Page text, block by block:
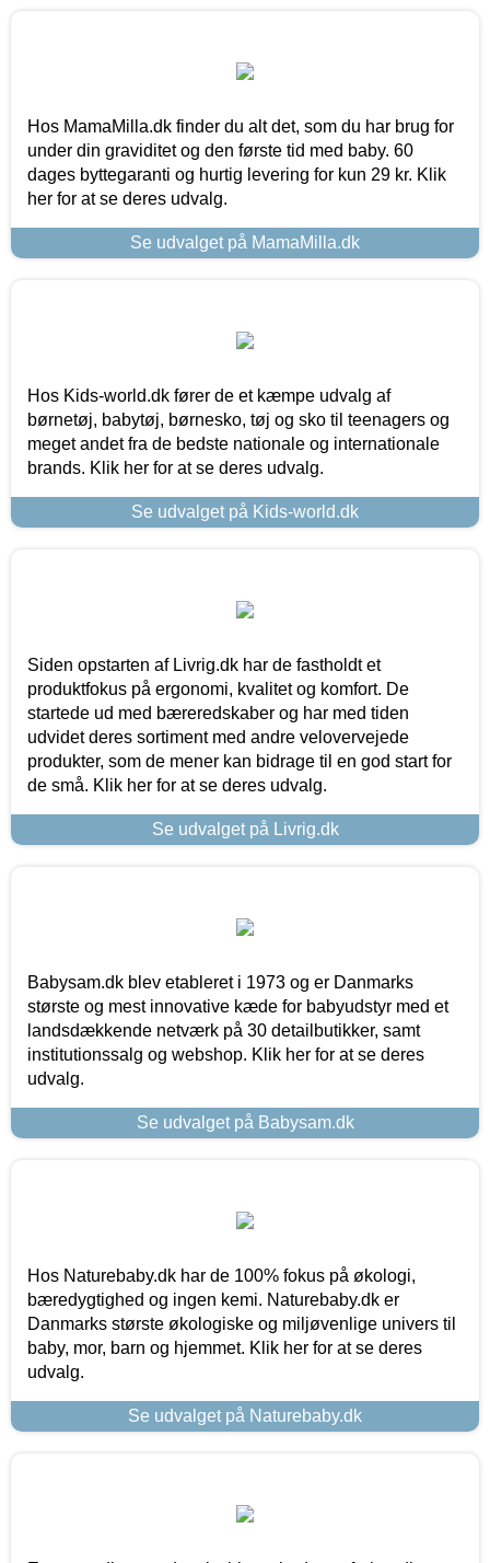
Hos MamaMilla.dk finder du alt det, som du har brug for
under din graviditet og den første tid med baby. 60
dages byttegaranti og hurtig levering for kun 29 kr. Klik
her for at se deres udvalg.
Se udvalget på MamaMilla.dk
Hos Kids-world.dk fører de et kæmpe udvalg af
børnetøj, babytøj, børnesko, tøj og sko til teenagers og
meget andet fra de bedste nationale og internationale
brands. Klik her for at se deres udvalg.
Se udvalget på Kids-world.dk
Siden opstarten af Livrig.dk har de fastholdt et
produktfokus på ergonomi, kvalitet og komfort. De
startede ud med bæreredskaber og har med tiden
udvidet deres sortiment med andre velovervejede
produkter, som de mener kan bidrage til en god start for
de små. Klik her for at se deres udvalg.
Se udvalget på Livrig.dk
Babysam.dk blev etableret i 1973 og er Danmarks
største og mest innovative kæde for babyudstyr med et
landsdækkende netværk på 30 detailbutikker, samt
institutionssalg og webshop. Klik her for at se deres
udvalg.
Se udvalget på Babysam.dk
Hos Naturebaby.dk har de 100% fokus på økologi,
bæredygtighed og ingen kemi. Naturebaby.dk er
Danmarks største økologiske og miljøvenlige univers til
baby, mor, barn og hjemmet. Klik her for at se deres
udvalg.
Se udvalget på Naturebaby.dk